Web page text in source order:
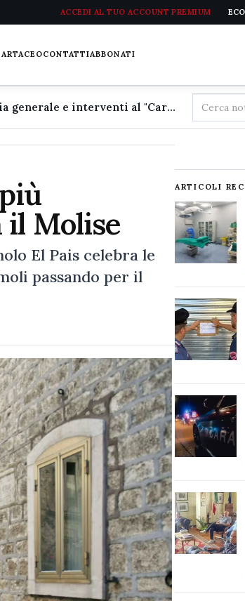
ACCEDI AL TUO ACCOUNT PREMIUM
CONTATTIABBONATI
Week and Day Surgery: prime visite di chirurgia generale e interventi al "Caracciolo" di Agnone
Cerca
nel
il Molise
El Pais celebra le
passando per il
ARTICOLI